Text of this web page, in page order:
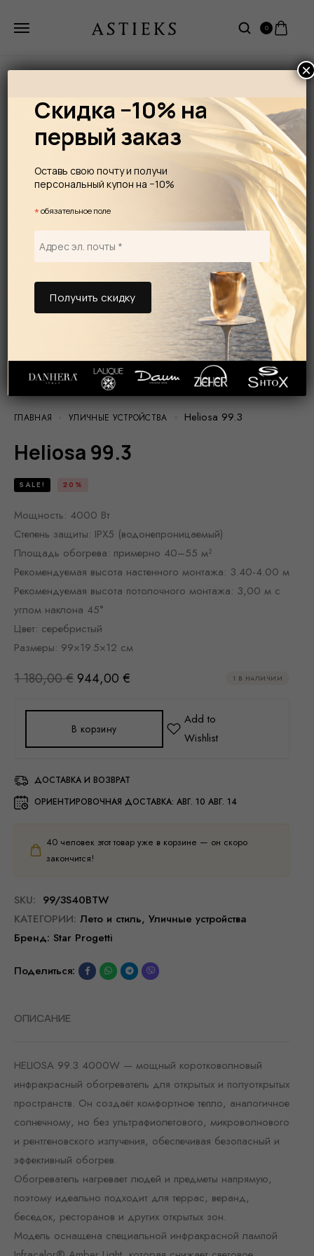
0
ГЛАВНАЯ УЛИЧНЫЕ УСТРОЙСТВА Heliosa 99.3
Heliosa 99.3
SALE! 20%
Мощность: 4000 Вт
Степень защиты: IPX5 (водонепроницаемый)
Площадь обогрева: примерно 40–55 м²
Рекомендуемая высота настенного монтажа: 3.40-4.00 м
Рекомендуемая высота потолочного монтажа: 3,00 м с
углом наклона 45°
Цвет: серебристый
Размеры: 99×19.5×12 см
1 180,00€944,00 € 1 В НАЛИЧИИ
В корзину
ДОСТАВКА И ВОЗВРАТ
ОРИЕНТИРОВОЧНАЯ ДОСТАВКА: АВГ. 10 АВГ. 14
40 человек этот товар уже в корзине — он скоро
закончится!
SKU: 99/3S40BTW
КАТЕГОРИИ: Лето и стиль, Уличные устройства
Бренд: Star Progetti
Поделиться:
ОПИСАНИЕ
HELIOSA 99.3 4000W — мощный коротковолновый
инфракрасный обогреватель для открытых и полуоткрытых
пространств. Он создаёт комфортное тепло, аналогичное
солнечному, но без ультрафиолетового, микроволнового
и рентгеновского излучения, обеспечивая безопасный и
эффективный обогрев.
Обогреватель нагревает людей и предметы напрямую,
поэтому идеально подходит для террас, веранд,
беседок, ресторанов и других открытых зон.
Модель оснащена специальной инфракрасной лампой
Скидка −10% на
первый заказ
Оставь свою почту и получи
персональный купон на −10%
* обязательное поле
×